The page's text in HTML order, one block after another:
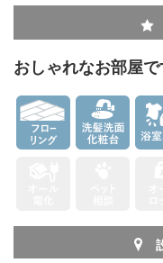
おしゃれなお部屋